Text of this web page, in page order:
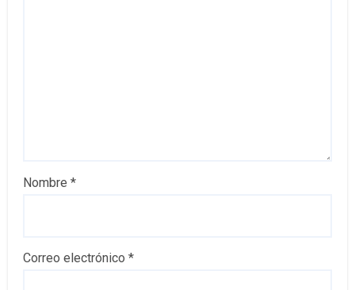
Nombre *
Correo electrónico *